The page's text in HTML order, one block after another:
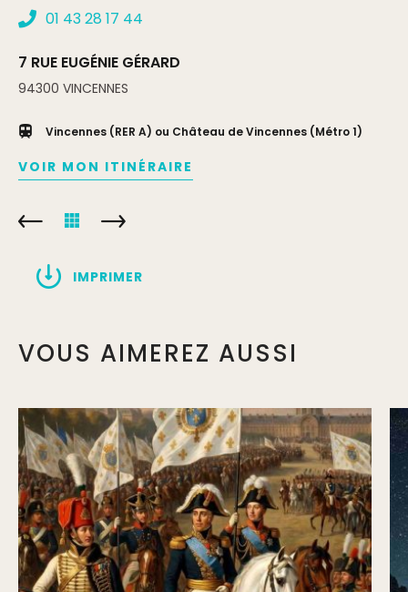
01 43 28 17 44
7 RUE EUGÉNIE GÉRARD
94300 VINCENNES
Vincennes (RER A) ou Château de Vincennes (Métro 1)
VOIR MON ITINÉRAIRE
IMPRIMER
VOUS AIMEREZ AUSSI